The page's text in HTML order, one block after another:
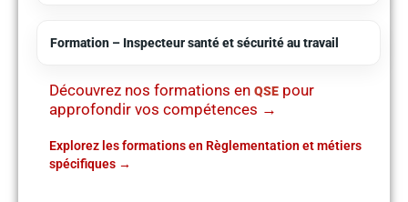
Formation – Inspecteur santé et sécurité au travail
Découvrez nos formations en QSE pour
approfondir vos compétences →
Explorez les formations en Règlementation et métiers
spécifiques